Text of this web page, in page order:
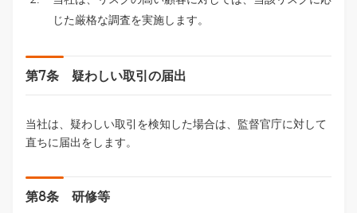
じた厳格な調査を実施します。
第7条 疑わしい取引の届出
当社は、疑わしい取引を検知した場合は、監督官庁に対して
直ちに届出をします。
第8条 研修等